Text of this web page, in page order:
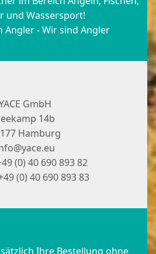
und Wassersport!
Angler - Wir sind Angler
GmbH
14b
Hamburg
(0) 40 690 893 82
(0) 40 690 893 83
Ihre Bestellung ohne